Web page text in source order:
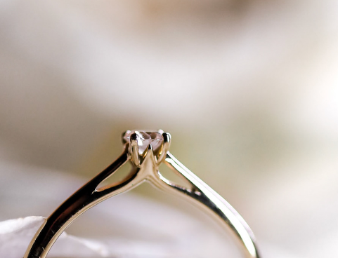
2023
DEIN PRODUKT -
DEINE
GESCHICHTE